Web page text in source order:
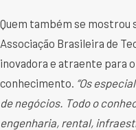
Quem também se mostrou
Associação Brasileira de
inovadora e atraente para
conhecimento. “Os
de negócios. Todo o
engenharia, rental,